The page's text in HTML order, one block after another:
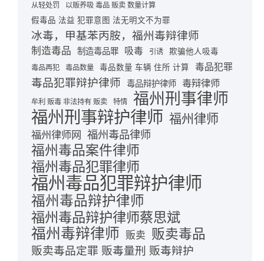
从轻处罚 以贩养吸 毒品 贩卖 数量计算
假毒品 法益 犯罪意图 法无明文不为罪
冰毒，甲基苯丙胺，福州毒辩律师
制造毒品 制造毒品罪 吸毒 引诱 欺骗他人吸毒
毒品再犯 毒品数量 毒品数量 车辆 住所 计算 毒品犯罪
毒品犯罪辩护律师 毒品辩护律师 毒辩律师
牟利 贩毒 非法持有 贩卖 特情 福州刑事律师
福州刑事辩护律师 福州律师
福州律师网 福州毒品律师
福州毒品案件律师
福州毒品犯罪律师
福州毒品犯罪辩护律师
福州毒品辩护律师
福州毒品辩护律师蔡思斌
福州毒辩律师 贩卖 贩卖毒品
贩卖毒品定罪 贩毒量刑 贩毒辩护